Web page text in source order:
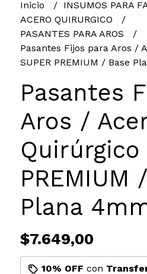
Inicio
INSUMOS PARA
ACERO QUIRURGICO
PASANTES PARA AROS
Pasantes Fijos para Aros /
SUPER PREMIUM / Base
Pasantes
Aros /
Quirúrgico
PREMIUM
Plana
$7.649,00
10% OFF con